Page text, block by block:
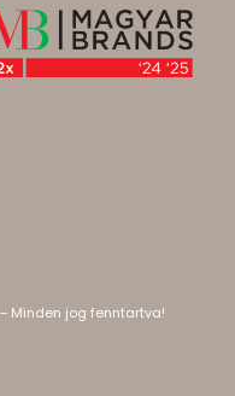
Minden jog fenntartva!